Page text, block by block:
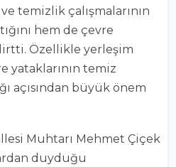
temizlik çalışmalarının
hem de çevre
Özellikle yerleşim
yataklarının temiz
açısından büyük önem
Muhtarı Mehmet Çiçek
duyduğu